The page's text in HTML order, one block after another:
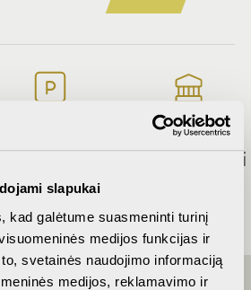
slapukai
kad galėtume suasmeninti turinį
medijos funkcijas ir
svetainės naudojimo informaciją
medijos, reklamavimo ir
planas
Banko
pasiūlymai